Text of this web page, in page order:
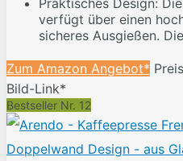
Praktisches Design:
verfügt über einen
sicheres Ausgießen.
Zum Amazon Angebot*
Bild-Link*
Bestseller Nr. 12